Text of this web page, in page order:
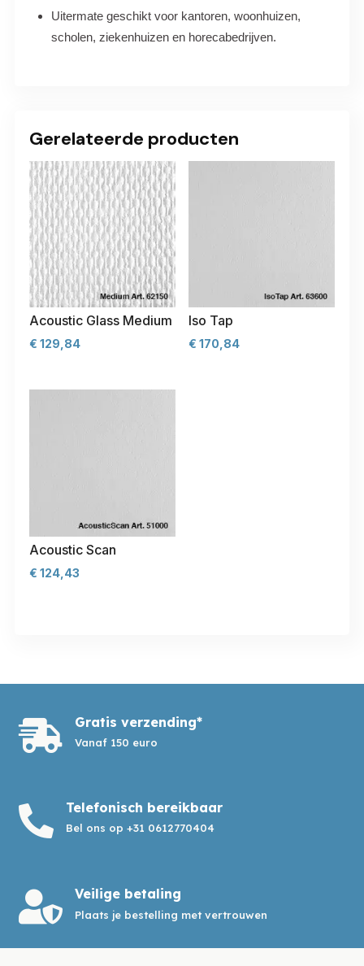
Uitermate geschikt voor kantoren, woonhuizen,
scholen, ziekenhuizen en horecabedrijven.
Gerelateerde producten
Acoustic Glass Medium
€ 129,84
Iso Tap
€ 170,84
Acoustic Scan
€ 124,43
 Gratis verzending*
Vanaf 150 euro
 Telefonisch bereikbaar
Bel ons op +31 0612770404
 Veilige betaling
Plaats je bestelling met vertrouwen